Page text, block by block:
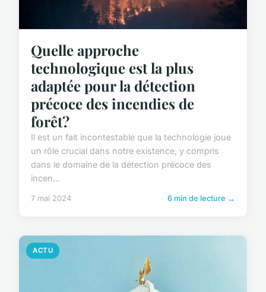
Quelle approche
technologique est la plus
adaptée pour la détection
précoce des incendies de
forêt?
Il est un fait incontestable que la technologie joue
un rôle crucial dans notre existence, y compris
dans le domaine de la détection précoce des
incen...
7 mai 2024 6 min de lecture →
ACTU